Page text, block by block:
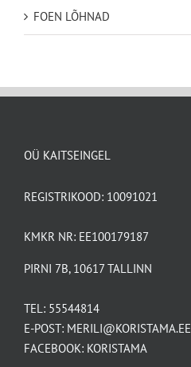
FOEN LÕHNAD
OÜ KAITSEINGEL
REGISTRIKOOD: 10091021
KMKR NR: EE100179187
PIRNI 7B, 10617 TALLINN
TEL: 55544814
E-POST: MERILI@KORISTAMA.EE
FACEBOOK: KORISTAMA